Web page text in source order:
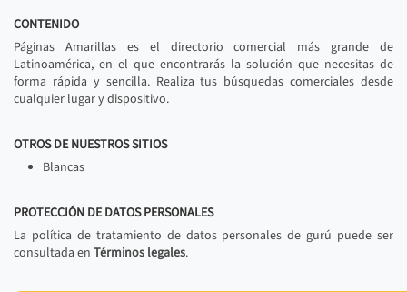
CONTENIDO
Páginas Amarillas es el directorio comercial más grande de
Latinoamérica, en el que encontrarás la solución que necesitas de
forma rápida y sencilla. Realiza tus búsquedas comerciales desde
cualquier lugar y dispositivo.
OTROS DE NUESTROS SITIOS
Blancas
PROTECCIÓN DE DATOS PERSONALES
La política de tratamiento de datos personales de gurú puede ser
consultada en Términos legales.